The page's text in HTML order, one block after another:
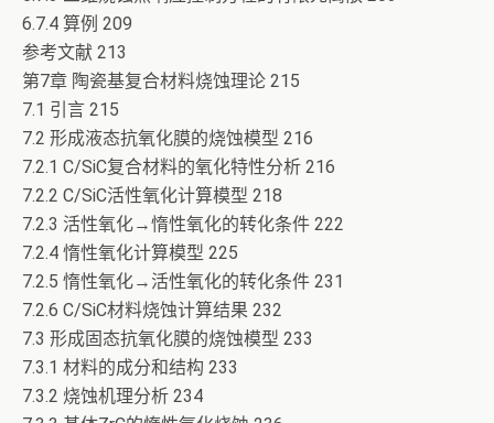
6.7.4 算例 209
参考文献 213
第7章 陶瓷基复合材料烧蚀理论 215
7.1 引言 215
7.2 形成液态抗氧化膜的烧蚀模型 216
7.2.1 C/SiC复合材料的氧化特性分析 216
7.2.2 C/SiC活性氧化计算模型 218
7.2.3 活性氧化→惰性氧化的转化条件 222
7.2.4 惰性氧化计算模型 225
7.2.5 惰性氧化→活性氧化的转化条件 231
7.2.6 C/SiC材料烧蚀计算结果 232
7.3 形成固态抗氧化膜的烧蚀模型 233
7.3.1 材料的成分和结构 233
7.3.2 烧蚀机理分析 234